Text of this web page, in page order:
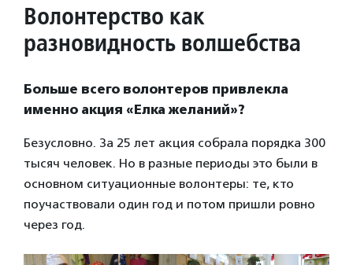
Волонтерство как
разновидность волшебства
Больше всего волонтеров привлекла
именно акция «Елка желаний»?
Безусловно. За 25 лет акция собрала порядка 300
тысяч человек. Но в разные периоды это были в
основном ситуационные волонтеры: те, кто
поучаствовали один год и потом пришли ровно
через год.